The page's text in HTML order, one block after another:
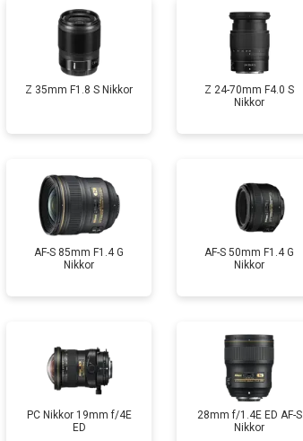
Z 35mm F1.8 S Nikkor
Z 24-70mm F4.0 S
Nikkor
AF-S 85mm F1.4 G
Nikkor
AF-S 50mm F1.4 G
Nikkor
PC Nikkor 19mm f/4E
ED
28mm f/1.4E ED AF-S
Nikkor